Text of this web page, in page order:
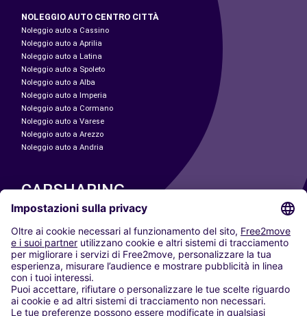
NOLEGGIO AUTO CENTRO CITTÀ
Noleggio auto a Cassino
Noleggio auto a Aprilia
Noleggio auto a Latina
Noleggio auto a Spoleto
Noleggio auto a Alba
Noleggio auto a Imperia
Noleggio auto a Cormano
Noleggio auto a Varese
Noleggio auto a Arezzo
Noleggio auto a Andria
CARSHARING
LE NOSTRE CITTÀ
Paris
Madrid
Washington DC
Milano
Roma
Torino
Vienna